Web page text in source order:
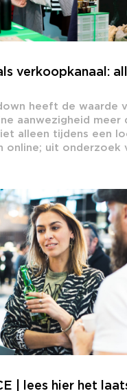
verkoopkanaal:
heeft de waarde
aanwezigheid meer
alleen tijdens een
online; uit onderzoek
| lees hier het